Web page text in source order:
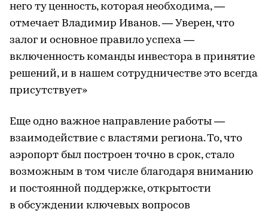
него ту ценность, которая необходима, —
отмечает Владимир Иванов. — Уверен, что
залог и основное правило успеха —
включенность команды инвестора в принятие
решений, и в нашем сотрудничестве это всегда
присутствует»
Еще одно важное направление работы —
взаимодействие с властями региона. То, что
аэропорт был построен точно в срок, стало
возможным в том числе благодаря вниманию
и постоянной поддержке, открытости
в обсуждении ключевых вопросов